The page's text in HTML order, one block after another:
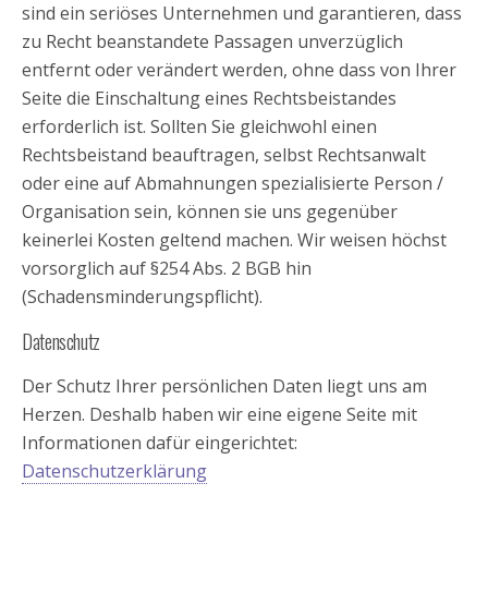
sind ein seriöses Unternehmen und garantieren, dass
zu Recht beanstandete Passagen unverzüglich
entfernt oder verändert werden, ohne dass von Ihrer
Seite die Einschaltung eines Rechtsbeistandes
erforderlich ist. Sollten Sie gleichwohl einen
Rechtsbeistand beauftragen, selbst Rechtsanwalt
oder eine auf Abmahnungen spezialisierte Person /
Organisation sein, können sie uns gegenüber
keinerlei Kosten geltend machen. Wir weisen höchst
vorsorglich auf §254 Abs. 2 BGB hin
(Schadensminderungspflicht).
Datenschutz
Der Schutz Ihrer persönlichen Daten liegt uns am
Herzen. Deshalb haben wir eine eigene Seite mit
Informationen dafür eingerichtet:
Datenschutzerklärung